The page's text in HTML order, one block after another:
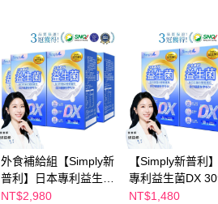
外食補給組【Simply新
普利】日本專利益生菌
DX 30包(x4盒) 張語希
NT$2,980
【Simply新普利
專利益生菌DX
(x2盒) 張語希推
NT$1,480